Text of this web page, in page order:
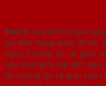
Thứ 3: nữa là thời gian
các đơn hàng dưới 20 bộ
hàng. Chúng tôi sẽ giao
nếu không có lắp đặt.
thì chúng tôi sẽ giao cửa